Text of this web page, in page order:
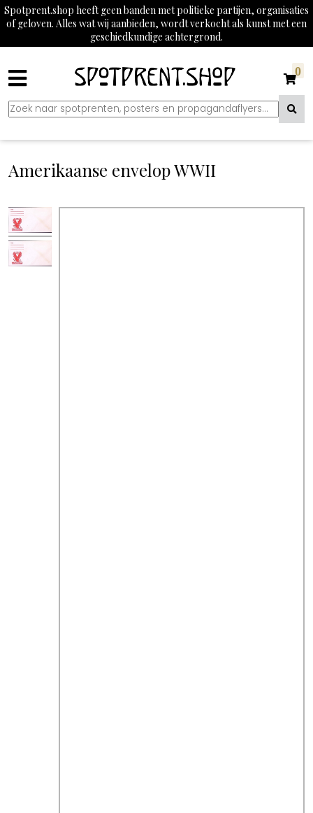
Spotprent.shop heeft geen banden met politieke partijen, organisaties
of geloven. Alles wat wij aanbieden, wordt verkocht als kunst met een
geschiedkundige achtergrond.
0
Amerikaanse envelop WWII